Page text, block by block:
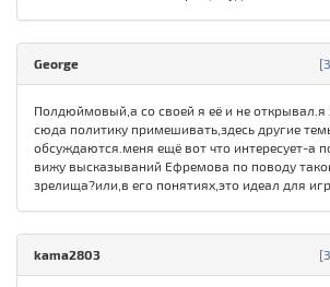
George
Полдюймовый,а со своей я её и не
сюда политику примешивать,здесь другие
обсуждаются.меня ещё вот что интересует-а
вижу высказываний Ефремова по поводу
зрелища?или,в его понятиях,это идеал для
kama2803